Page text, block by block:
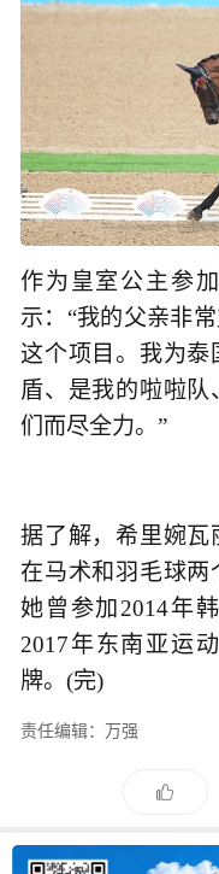
作为皇室公主参
示：“我的父亲非
这个项目。我为
盾、是我的啦啦
们而尽全力。”
据了解，希里婉瓦
在马术和羽毛球两
她曾参加2014年
2017年东南亚运
牌。(完)
责任编辑：万强